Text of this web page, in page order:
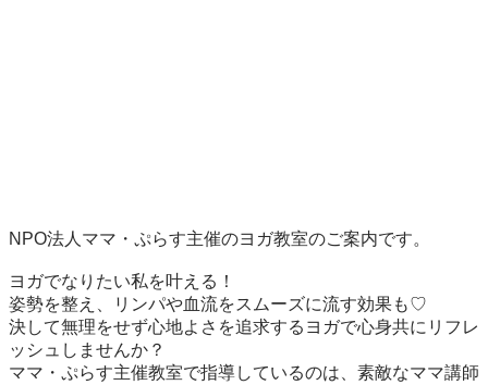
NPO法人ママ・ぷらす主催のヨガ教室のご案内です。
ヨガでなりたい私を叶える！
姿勢を整え、リンパや血流をスムーズに流す効果も♡
決して無理をせず心地よさを追求するヨガで心身共にリフレ
ッシュしませんか？
ママ・ぷらす主催教室で指導しているのは、素敵なママ講師